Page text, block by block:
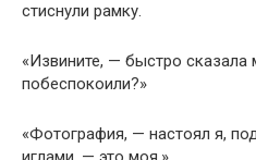
стиснули рамку.
«Извините, — быстро
побеспокоили?»
«Фотография, — настоял я,